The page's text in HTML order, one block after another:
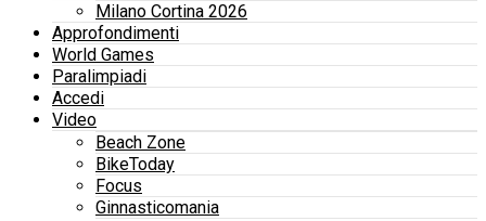
Milano Cortina 2026
Approfondimenti
World Games
Paralimpiadi
Accedi
Video
Beach Zone
BikeToday
Focus
Ginnasticomania